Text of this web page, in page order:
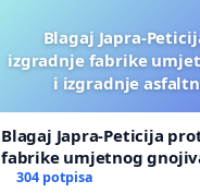
Blagaj Japra-
izgradnje fabrike
i izgradnje
Blagaj Japra-Peticija
fabrike umjetnog
asfaltne baze
304 potpisa